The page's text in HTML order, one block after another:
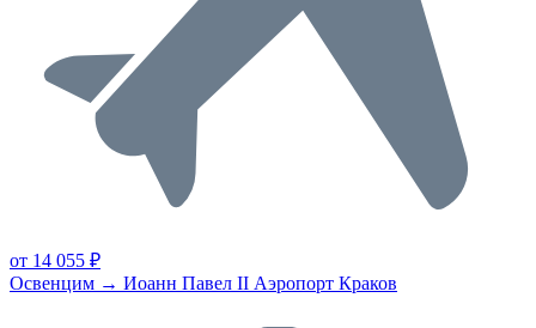
от 14 055 ₽
Освенцим → Иоанн Павел II Аэропорт Краков